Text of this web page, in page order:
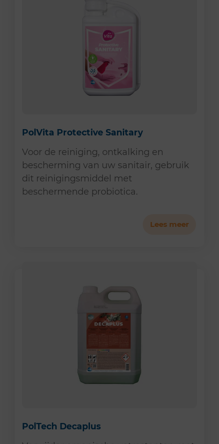
PolVita Protective Sanitary
Voor de reiniging, ontkalking en
bescherming van uw sanitair, gebruik
dit reinigingsmiddel met
beschermende probiotica.
Lees meer
PolTech Decaplus